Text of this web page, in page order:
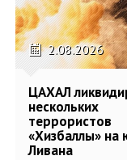
2.08.2026
ЦАХАЛ
нескольких
террористов
«Хизбаллы» на
Ливана